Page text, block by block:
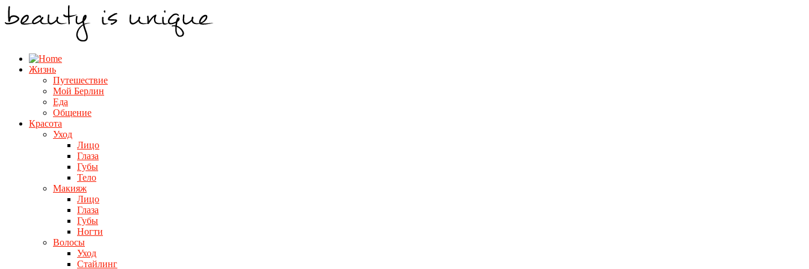
Жизнь
Путешествие
Мой Берлин
Еда
Общение
Красота
Уход
Лицо
Глаза
Губы
Тело
Макияж
Лицо
Глаза
Губы
Ногти
Волосы
Уход
Стайлинг